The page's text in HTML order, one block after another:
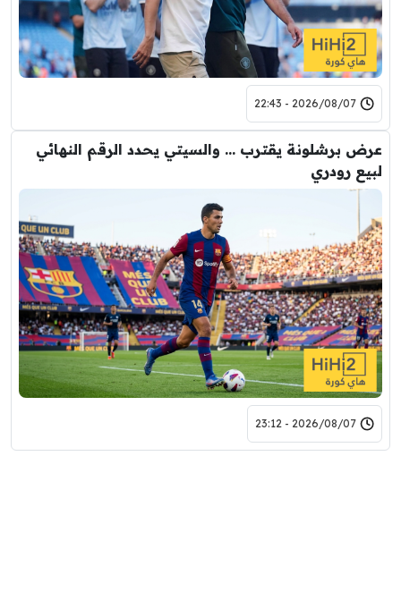
2026/08/07 - 22:43
عرض برشلونة يقترب … والسيتي يحدد الرقم النهائي
لبيع رودري
2026/08/07 - 23:12